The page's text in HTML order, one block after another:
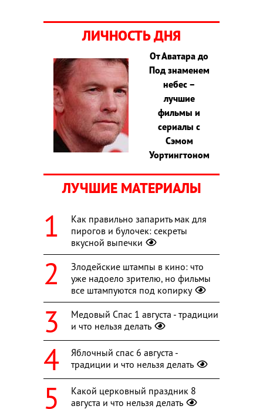
ЛИЧНОСТЬ ДНЯ
От Аватара до
Под знаменем
небес –
лучшие
фильмы и
сериалы с
Сэмом
Уортингтоном
ЛУЧШИЕ МАТЕРИАЛЫ
Как правильно запарить мак для
пирогов и булочек: секреты
вкусной выпечки
Злодейские штампы в кино: что
уже надоело зрителю, но фильмы
все штампуются под копирку
Медовый Спас 1 августа - традиции
и что нельзя делать
Яблочный спас 6 августа -
традиции и что нельзя делать
Какой церковный праздник 8
августа и что нельзя делать